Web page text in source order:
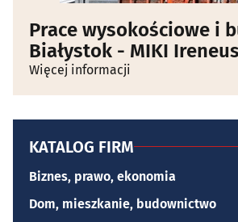
Prace wysokościowe i
Białystok - MIKI
Więcej informacji
KATALOG FIRM
Biznes, prawo, ekonomia
Dom, mieszkanie, budownictwo